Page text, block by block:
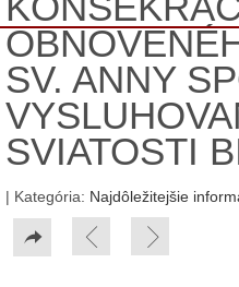
SV. ANNY
SVIATOSTI
| Kategória: Najdôležitejšie